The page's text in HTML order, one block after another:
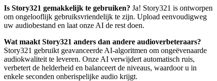
Is Story321 gemakkelijk te gebruiken? Ja! Story321 is ontworpen
om ongelooflijk gebruiksvriendelijk te zijn. Upload eenvoudigweg
uw audiobestand en laat onze AI de rest doen.
Wat maakt Story321 anders dan andere audioverbeteraars?
Story321 gebruikt geavanceerde AI-algoritmen om ongeëvenaarde
audiokwaliteit te leveren. Onze AI verwijdert automatisch ruis,
verbetert de helderheid en balanceert de niveaus, waardoor u in
enkele seconden onberispelijke audio krijgt.